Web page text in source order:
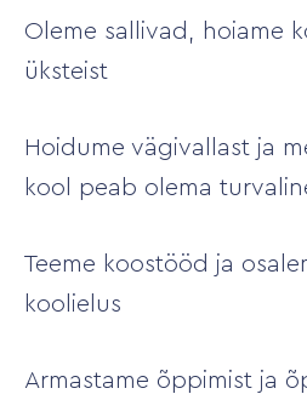
Oleme sallivad, hoiame
üksteist
Hoidume vägivallast ja
kool peab olema
Teeme koostööd ja
koolielus
Armastame õppimist ja